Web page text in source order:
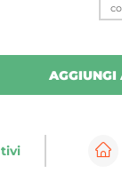
AGGIUNGI